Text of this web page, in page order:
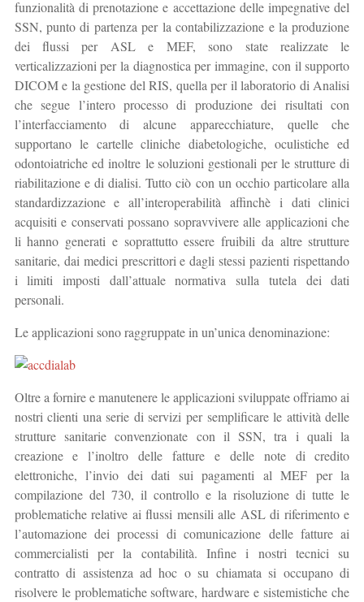
funzionalità di prenotazione e accettazione delle impegnative del
SSN, punto di partenza per la contabilizzazione e la produzione
dei flussi per ASL e MEF, sono state realizzate le
verticalizzazioni per la diagnostica per immagine, con il supporto
DICOM e la gestione del RIS, quella per il laboratorio di Analisi
che segue l’intero processo di produzione dei risultati con
l’interfacciamento di alcune apparecchiature, quelle che
supportano le cartelle cliniche diabetologiche, oculistiche ed
odontoiatriche ed inoltre le soluzioni gestionali per le strutture di
riabilitazione e di dialisi. Tutto ciò con un occhio particolare alla
standardizzazione e all’interoperabilità affinchè i dati clinici
acquisiti e conservati possano sopravvivere alle applicazioni che
li hanno generati e soprattutto essere fruibili da altre strutture
sanitarie, dai medici prescrittori e dagli stessi pazienti rispettando
i limiti imposti dall’attuale normativa sulla tutela dei dati
personali.
Le applicazioni sono raggruppate in un’unica denominazione:
Oltre a fornire e manutenere le applicazioni sviluppate offriamo ai
nostri clienti una serie di servizi per semplificare le attività delle
strutture sanitarie convenzionate con il SSN, tra i quali la
creazione e l’inoltro delle fatture e delle note di credito
elettroniche, l’invio dei dati sui pagamenti al MEF per la
compilazione del 730, il controllo e la risoluzione di tutte le
problematiche relative ai flussi mensili alle ASL di riferimento e
l’automazione dei processi di comunicazione delle fatture ai
commercialisti per la contabilità. Infine i nostri tecnici su
contratto di assistenza ad hoc o su chiamata si occupano di
risolvere le problematiche software, hardware e sistemistiche che